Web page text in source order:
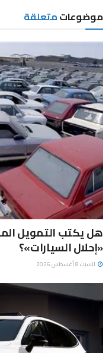
موضوعاتمتعلقة
هل يكتب التمويل
«إحلال السيارات»؟
السبت 8 أغسطس 2026